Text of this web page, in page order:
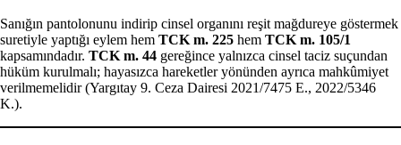
Sanığın pantolonunu indirip cinsel organını reşit mağdureye göstermek
suretiyle yaptığı eylem hem TCK m. 225 hem TCK m. 105/1
kapsamındadır. TCK m. 44 gereğince yalnızca cinsel taciz suçundan
hüküm kurulmalı; hayasızca hareketler yönünden ayrıca mahkûmiyet
verilmemelidir (Yargıtay 9. Ceza Dairesi 2021/7475 E., 2022/5346
K.).